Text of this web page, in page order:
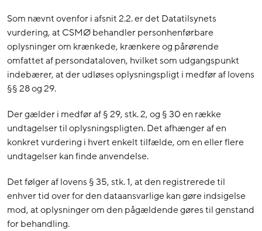
Som nævnt ovenfor i afsnit 2.2. er det Datatilsynets
vurdering, at CSMØ behandler personhenførbare
oplysninger om krænkede, krænkere og pårørende
omfattet af persondataloven, hvilket som udgangspunkt
indebærer, at der udløses oplysningspligt i medfør af lovens
§§ 28 og 29.
Der gælder i medfør af § 29, stk. 2, og § 30 en række
undtagelser til oplysningspligten. Det afhænger af en
konkret vurdering i hvert enkelt tilfælde, om en eller flere
undtagelser kan finde anvendelse.
Det følger af lovens § 35, stk. 1, at den registrerede til
enhver tid over for den dataansvarlige kan gøre indsigelse
mod, at oplysninger om den pågældende gøres til genstand
for behandling.